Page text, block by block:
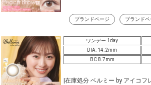
ブランドページ ブランドペ
ワンデー 1day
DIA: 14.2mm
BC 8.7mm
|在庫処分 ベルミー by アイコ